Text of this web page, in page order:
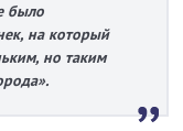
было
на который
но таким